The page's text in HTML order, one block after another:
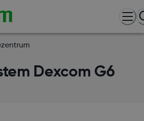
Dexcom G6